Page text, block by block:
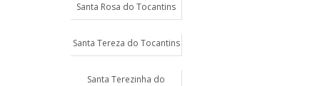
Santa Rosa do Tocantins
Santa Tereza do Tocantins
Santa Terezinha do